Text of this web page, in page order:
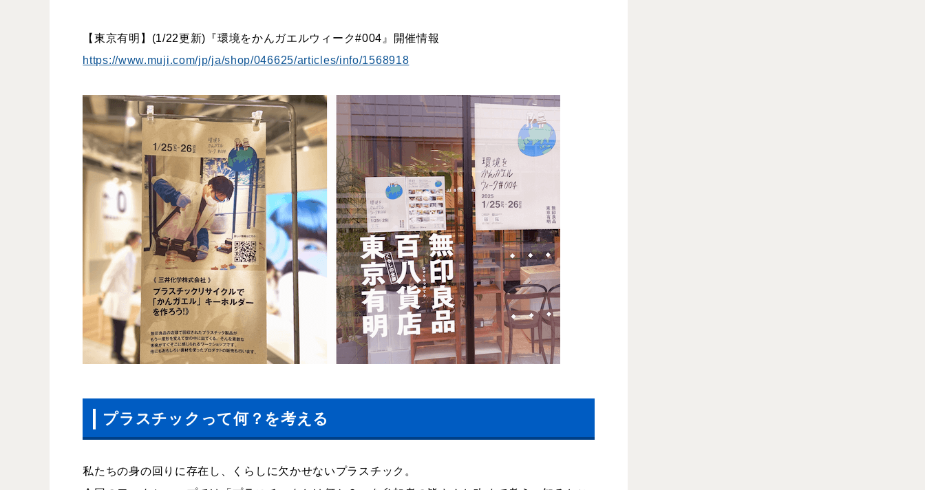
【東京有明】(1/22更新)『環境をかんガエルウィーク#004』開催情報
https://www.muji.com/jp/ja/shop/046625/articles/info/1568918
プラスチックって何？を考える
私たちの身の回りに存在し、くらしに欠かせないプラスチック。